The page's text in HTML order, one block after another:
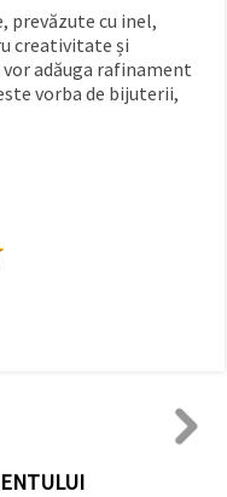
prevăzute cu inel,
creativitate și
adăuga rafinament
vorba de bijuterii,